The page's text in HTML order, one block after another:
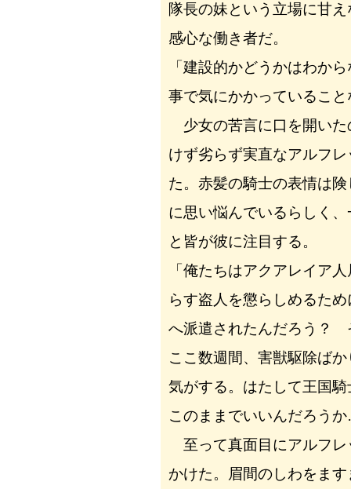
隊長の妹という立場に甘
感心な働き者だ。
「建設的かどうかはわか
事で気にかかっているこ
少女の苦言に口を開いた
けず劣らず実直なアルフ
た。赤髪の騎士の表情は
に思い悩んでいるらしく
と皆が彼に注目する。
「俺たちはアクアレイア
らす盗人を懲らしめるた
へ派遣されたんだろう？
ここ数週間、害獣駆除ば
気がする。はたして王国
このままでいいんだろう
至って真面目にアルフレ
かけた。眉間のしわをま